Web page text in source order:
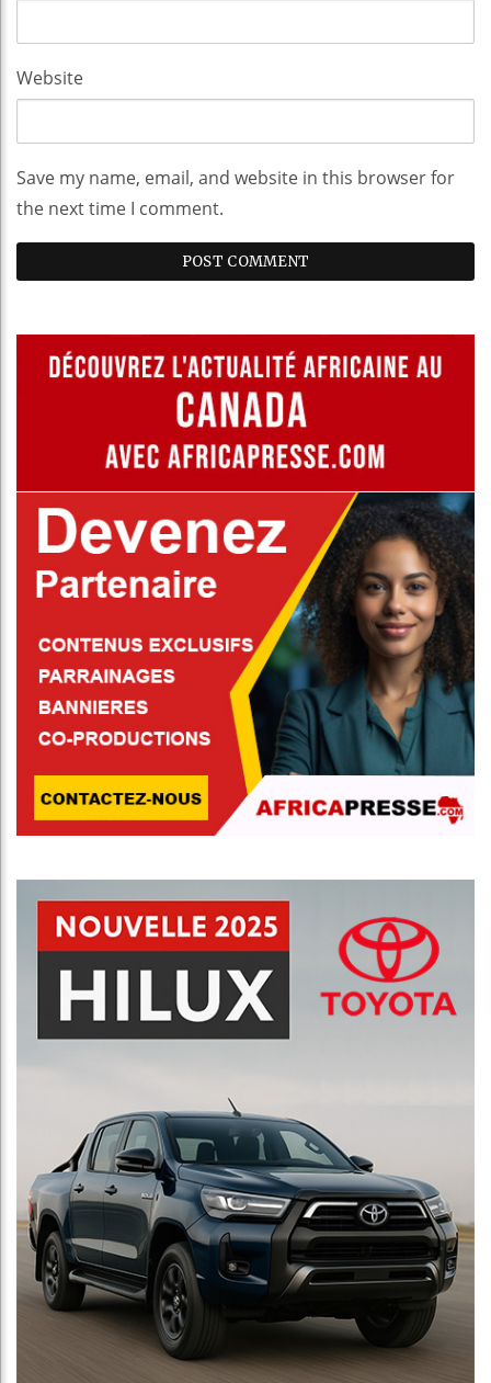
Website
Save my name, email, and website in this browser for
the next time I comment.